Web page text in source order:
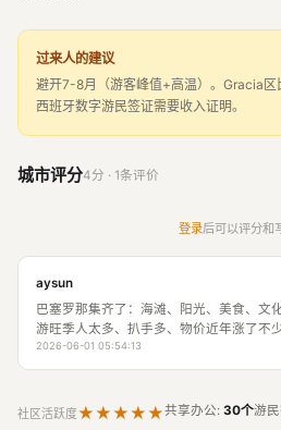
过来人的建议
避开7-8月（游客峰值+高温）。Gracia区
西班牙数字游民签证需要收入证明。
城市评分4分 · 1条评价
登录后可以评分和
aysun
巴塞罗那集齐了：海滩、阳光、美食、文
游旺季人太多、扒手多、物价近年涨了不
2026-06-01 05:54:13
社区活跃度★★★★★共享办公: 30个游